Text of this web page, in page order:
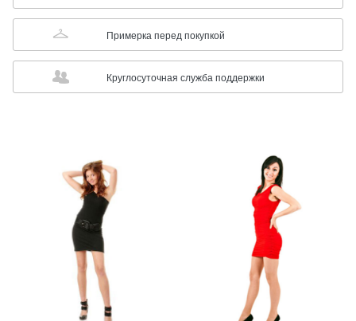
Примерка перед покупкой
Круглосуточная служба поддержки